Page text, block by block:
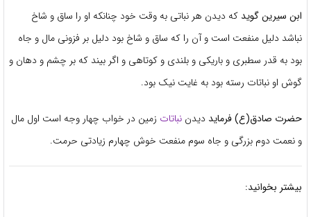
ابن سیرین گوید که دیدن هر نباتی به وقت خود چنانکه او را ساق و شاخ
نباشد دلیل منفعت است و آن را که ساق و شاخ بود دلیل بر فزونی مال و جاه
بود به قدر سطبری و باریکی و بلندی و کوتاهی و اگر بیند که بر چشم و دهان و
گوش او نباتات رسته بود به غایت نیک بود.
حضرت صادق(ع) فرماید دیدن نباتات زمین در خواب چهار وجه است اول مال
و نعمت دوم بزرگی و جاه سوم منفعت خوش چهارم زیادتی حرمت.
بیشتر بخوانید: